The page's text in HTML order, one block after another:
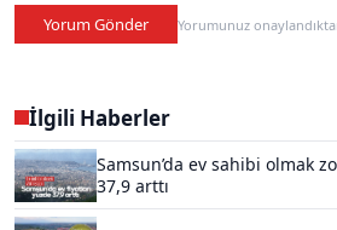
Yorum Gönder Yorumunuz
İlgili Haberler
Samsun’da ev sahibi olmak
37,9 arttı